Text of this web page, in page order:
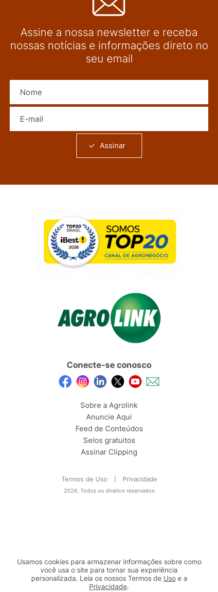
Assine a nossa newsletter e receba
nossas notícias e informações direto no
seu email
Assinar
Conecte-se conosco
Sobre a Agrolink
Anuncie Aqui
Feed de Conteúdos
Selos gratuitos
Assinar Clipping
Termos de Uso Privacidade
2026, Todos os direitos reservados
Usamos cookies para armazenar informações sobre como
você usa o site para tornar sua experiência
personalizada. Leia os nossos Termos de Usoe a
Privacidade.